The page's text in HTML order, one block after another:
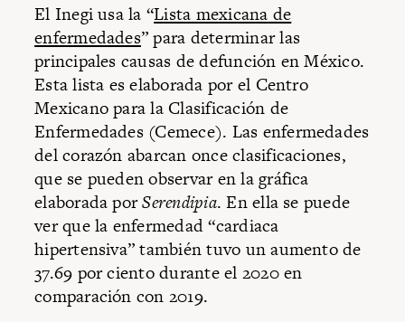
El Inegi usa la “Lista mexicana de
enfermedades” para determinar las
principales causas de defunción en México.
Esta lista es elaborada por el Centro
Mexicano para la Clasificación de
Enfermedades (Cemece). Las enfermedades
del corazón abarcan once clasificaciones,
que se pueden observar en la gráfica
elaborada porSerendipia. En ella se puede
ver que la enfermedad “cardiaca
hipertensiva” también tuvo un aumento de
37.69 por ciento durante el 2020 en
comparación con 2019.